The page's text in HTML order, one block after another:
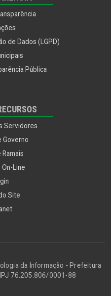
de Dados (LGPD)
Pública
Servidores
Governo
Ramais
Line
Site
da Informação - Prefeitura
76.205.806/0001-88